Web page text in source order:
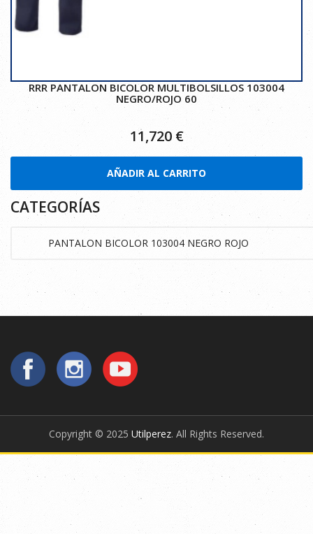
RRR PANTALON BICOLOR MULTIBOLSILLOS 103004
NEGRO/ROJO 60
11,720 €
AÑADIR AL CARRITO
CATEGORÍAS
Copyright © 2025 Utilperez. All Rights Reserved.